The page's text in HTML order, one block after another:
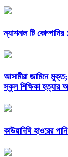
ন্যাশনাল টি
আসামীরা জামিনে
স্কুল শিক্ষিকা হত্যার
কাউয়াদিঘি হাওরের